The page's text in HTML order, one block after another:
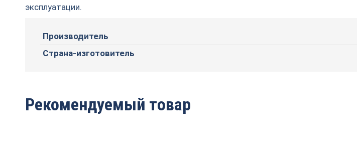
эксплуатации.
Производитель
Страна-изготовитель
Рекомендуемый товар